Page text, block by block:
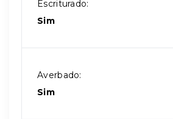
Escriturado:
Sim
Averbado:
Sim